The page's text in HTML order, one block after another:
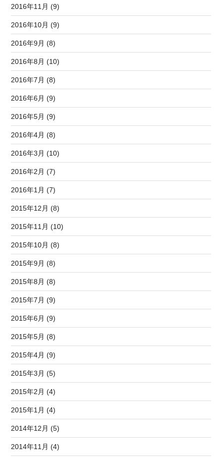
2016年11月 (9)
2016年10月 (9)
2016年9月 (8)
2016年8月 (10)
2016年7月 (8)
2016年6月 (9)
2016年5月 (9)
2016年4月 (8)
2016年3月 (10)
2016年2月 (7)
2016年1月 (7)
2015年12月 (8)
2015年11月 (10)
2015年10月 (8)
2015年9月 (8)
2015年8月 (8)
2015年7月 (9)
2015年6月 (9)
2015年5月 (8)
2015年4月 (9)
2015年3月 (5)
2015年2月 (4)
2015年1月 (4)
2014年12月 (5)
2014年11月 (4)